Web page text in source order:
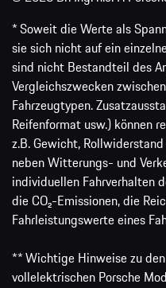
* Soweit die Werte als
sie sich nicht auf ein
sind nicht Bestandteil des
Vergleichszwecken
Fahrzeugtypen.
Reifenformat usw.) können
z.B. Gewicht,
neben Witterungs- und
individuellen Fahrverhalten
die CO₂-Emissionen, die
Fahrleistungswerte eines
** Wichtige Hinweise zu den
vollelektrischen Porsche